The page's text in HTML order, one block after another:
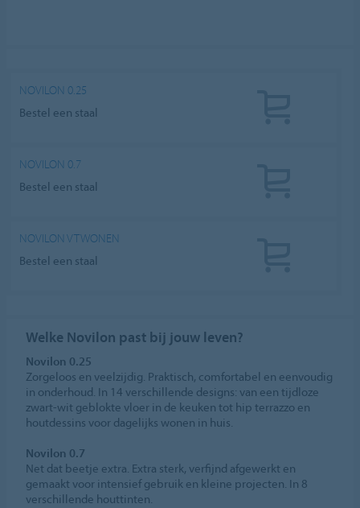
NOVILON 0.25
Bestel een staal
NOVILON 0.7
Bestel een staal
NOVILON VTWONEN
Bestel een staal
Welke Novilon past bij jouw leven?
Novilon 0.25
Zorgeloos en veelzijdig. Praktisch, comfortabel en eenvoudig
in onderhoud. In 14 verschillende designs: van een tijdloze
zwart-wit geblokte vloer in de keuken tot hip terrazzo en
houtdessins voor dagelijks wonen in huis.
Novilon 0.7
Net dat beetje extra. Extra sterk, verfijnd afgewerkt en
gemaakt voor intensief gebruik en kleine projecten. In 8
verschillende houttinten.